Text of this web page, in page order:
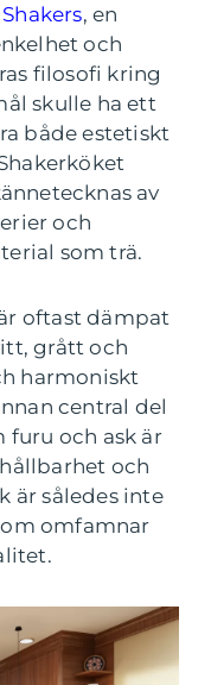
, en
och
filosofi kring
skulle ha ett
både estetiskt
av
och
som trä.
oftast dämpat
grått och
harmoniskt
central del
furu och ask är
och
är således inte
omfamnar